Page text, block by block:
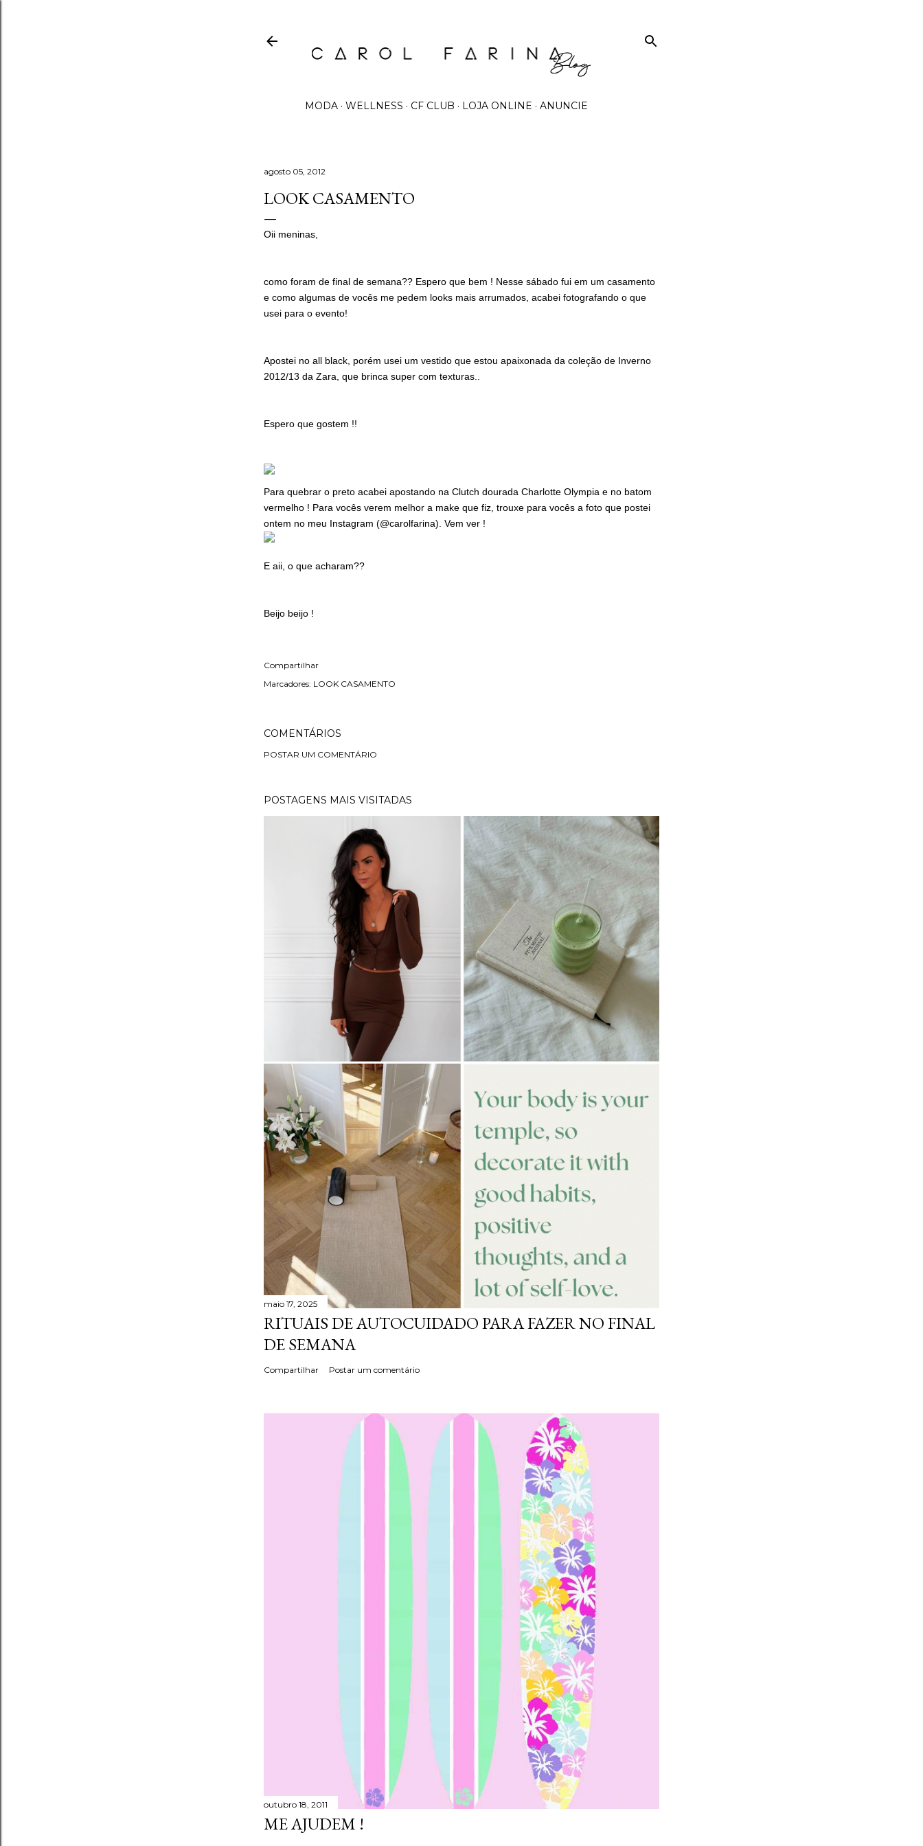
MODA WELLNESS CF CLUB LOJA ONLINE ANUNCIE
agosto 05, 2012
LOOK CASAMENTO
Oii meninas,
como foram de final de semana?? Espero que bem ! Nesse sábado fui em um casamento
e como algumas de vocês me pedem looks mais arrumados, acabei fotografando o que
usei para o evento!
Apostei no all black, porém usei um vestido que estou apaixonada da coleção de Inverno
2012/13 da Zara, que brinca super com texturas..
Espero que gostem !!
Para quebrar o preto acabei apostando na Clutch dourada Charlotte Olympia e no batom
vermelho ! Para vocês verem melhor a make que fiz, trouxe para vocês a foto que postei
ontem no meu Instagram (@carolfarina). Vem ver !
E aii, o que acharam??
Beijo beijo !
Compartilhar
Marcadores: LOOK CASAMENTO
COMENTÁRIOS
POSTAR UM COMENTÁRIO
POSTAGENS MAIS VISITADAS
maio 17, 2025
RITUAIS DE AUTOCUIDADO PARA FAZER NO FINAL
DE SEMANA
Compartilhar Postar um comentário
outubro 18, 2011
ME AJUDEM !